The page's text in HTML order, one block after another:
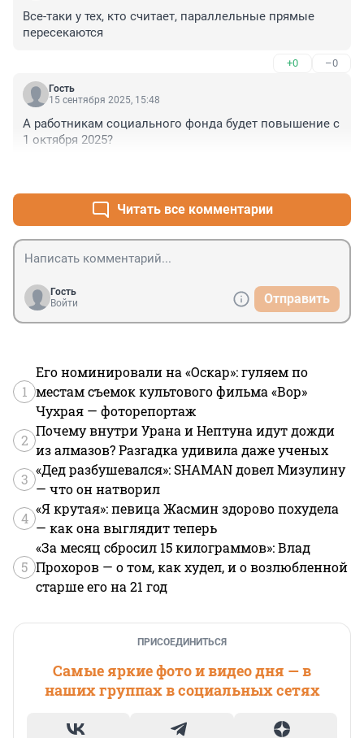
Все-таки у тех, кто считает, параллельные прямые
пересекаются
+0 –0
Гость
15 сентября 2025, 15:48
А работникам социального фонда будет повышение с
1 октября 2025?
Читать все комментарии
Гость
Войти
Отправить
1
Его номинировали на «Оскар»: гуляем по
местам съемок культового фильма «Вор»
Чухрая — фоторепортаж
2
Почему внутри Урана и Нептуна идут дожди
из алмазов? Разгадка удивила даже ученых
3
«Дед разбушевался»: SHAMAN довел Мизулину
— что он натворил
4
«Я крутая»: певица Жасмин здорово похудела
— как она выглядит теперь
5
«За месяц сбросил 15 килограммов»: Влад
Прохоров — о том, как худел, и о возлюбленной
старше его на 21 год
ПРИСОЕДИНИТЬСЯ
Самые яркие фото и видео дня — в
наших группах в социальных сетях